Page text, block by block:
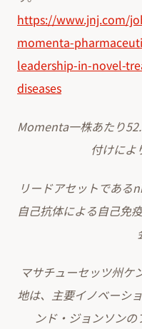
https://www.jnj.com/
momenta-
leadership-in-novel-
diseases
Momenta一株あたり
付けによ
リードアセットであ
自己抗体による自己免
マサチューセッツ州
地は、主要イノベーシ
ンド・ジョンソン